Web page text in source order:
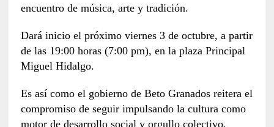
encuentro de música, arte y tradición.
Dará inicio el próximo viernes 3 de octubre, a partir
de las 19:00 horas (7:00 pm), en la plaza Principal
Miguel Hidalgo.
Es así como el gobierno de Beto Granados reitera el
compromiso de seguir impulsando la cultura como
motor de desarrollo social y orgullo colectivo,